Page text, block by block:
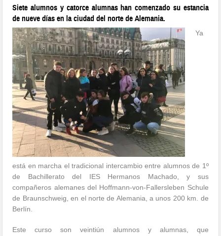
Siete alumnos y catorce alumnas han comenzado su estancia
de nueve días en la ciudad del norte de Alemania.
Ya
está en marcha el tradicional intercambio entre alumnos de 1º
de Bachillerato del IES Hermanos Machado, y sus
compañeros alemanes del Hoffmann-von-Fallersleben Schule
de Braunschweig, en el norte de Alemania, a unos 200 km. de
Berlín.
Este curso son veintiún alumnos y alumnas, que